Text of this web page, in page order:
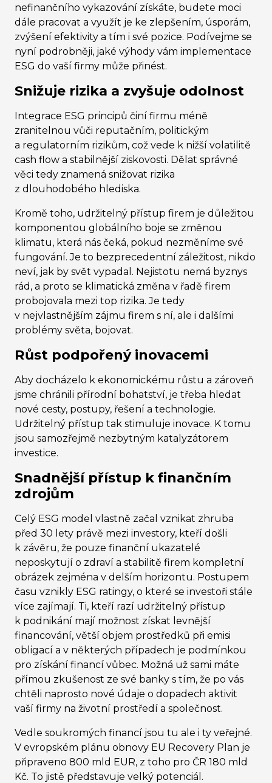
nefinančního vykazování získáte, budete moci
dále pracovat a využít je ke zlepšením, úsporám,
zvýšení efektivity a tím i své pozice. Podívejme se
nyní podrobněji, jaké výhody vám implementace
ESG do vaší firmy může přinést.
Snižuje rizika a zvyšuje odolnost
Integrace ESG principů činí firmu méně
zranitelnou vůči reputačním, politickým
a regulatorním rizikům, což vede k nižší volatilitě
cash flow a stabilnější ziskovosti. Dělat správné
věci tedy znamená snižovat rizika
z dlouhodobého hlediska.
Kromě toho, udržitelný přístup firem je důležitou
komponentou globálního boje se změnou
klimatu, která nás čeká, pokud nezměníme své
fungování. Je to bezprecedentní záležitost, nikdo
neví, jak by svět vypadal. Nejistotu nemá byznys
rád, a proto se klimatická změna v řadě firem
probojovala mezi top rizika. Je tedy
v nejvlastnějším zájmu firem s ní, ale i dalšími
problémy světa, bojovat.
Růst podpořený inovacemi
Aby docházelo k ekonomickému růstu a zároveň
jsme chránili přírodní bohatství, je třeba hledat
nové cesty, postupy, řešení a technologie.
Udržitelný přístup tak stimuluje inovace. K tomu
jsou samozřejmě nezbytným katalyzátorem
investice.
Snadnější přístup k finančním
zdrojům
Celý ESG model vlastně začal vznikat zhruba
před 30 lety právě mezi investory, kteří došli
k závěru, že pouze finanční ukazatelé
neposkytují o zdraví a stabilitě firem kompletní
obrázek zejména v delším horizontu. Postupem
času vznikly ESG ratingy, o které se investoři stále
více zajímají. Ti, kteří razí udržitelný přístup
k podnikání mají možnost získat levnější
financování, větší objem prostředků při emisi
obligací a v některých případech je podmínkou
pro získání financí vůbec. Možná už sami máte
přímou zkušenost ze své banky s tím, že po vás
chtěli naprosto nové údaje o dopadech aktivit
vaší firmy na životní prostředí a společnost.
Vedle soukromých financí jsou tu ale i ty veřejné.
V evropském plánu obnovy EU Recovery Plan je
připraveno 800 mld EUR, z toho pro ČR 180 mld
Kč. To jistě představuje velký potenciál.